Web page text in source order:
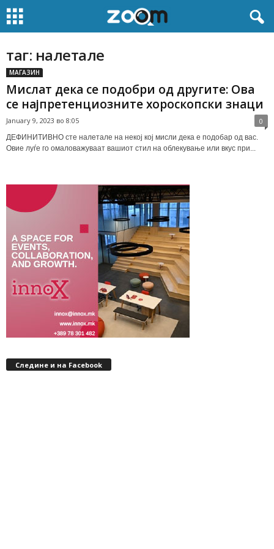
таг: налетале
МАГАЗИН
Мислат дека се подобри од другите: Ова
се најпретенциозните хороскопски знаци
January 9, 2023 во 8:05 0
ДЕФИНИТИВНО сте налетале на некој кој мисли дека е подобар од вас.
Овие луѓе го омаловажуваат вашиот стил на облекување или вкус при...
Следине и на Facebook